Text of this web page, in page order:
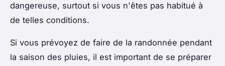
dangereuse, surtout si vous n'êtes pas habitué à
de telles conditions.
Si vous prévoyez de faire de la randonnée pendant
la saison des pluies, il est important de se préparer